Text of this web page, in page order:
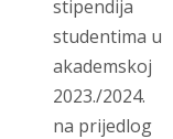
stipendija
studentima u
akademskoj
2023./2024.
na prijedlog